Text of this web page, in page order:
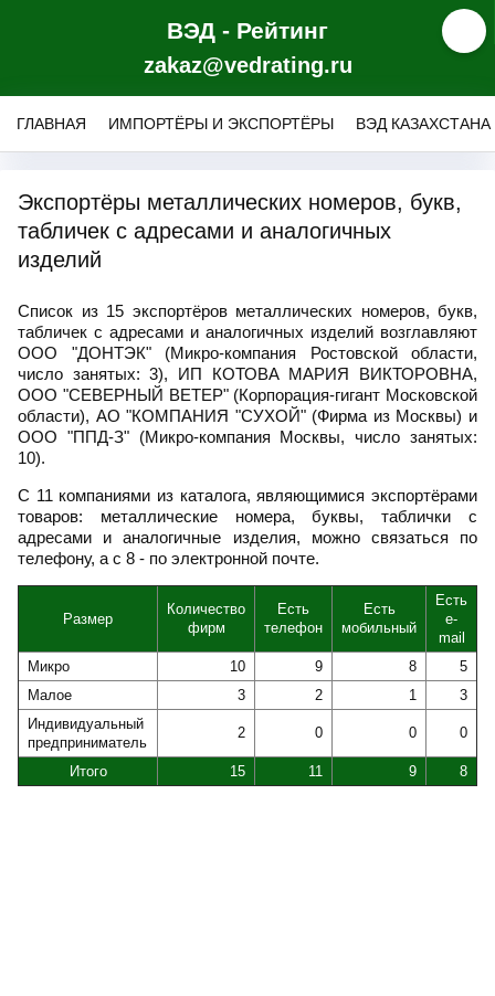
ВЭД - Рейтинг
zakaz@vedrating.ru
ГЛАВНАЯ ИМПОРТЁРЫ И ЭКСПОРТЁРЫ ВЭД КАЗАХСТАНА
Экспортёры металлических номеров, букв,
табличек с адресами и аналогичных
изделий
Список из 15 экспортёров металлических номеров, букв,
табличек с адресами и аналогичных изделий возглавляют
ООО "ДОНТЭК" (Микро-компания Ростовской области,
число занятых: 3), ИП КОТОВА МАРИЯ ВИКТОРОВНА,
ООО "СЕВЕРНЫЙ ВЕТЕР" (Корпорация-гигант Московской
области), АО "КОМПАНИЯ "СУХОЙ" (Фирма из Москвы) и
ООО "ППД-З" (Микро-компания Москвы, число занятых:
10).
С 11 компаниями из каталога, являющимися экспортёрами
товаров: металлические номера, буквы, таблички с
адресами и аналогичные изделия, можно связаться по
телефону, а с 8 - по электронной почте.
Размер
Количество
фирм
Есть
телефон
Есть
мобильный
Есть
e-
mail
Микро
10 9 8
5
Малое
3 2 1
3
Индивидуальный
предприниматель
2 0 0 0
Итого 15 11 9 8